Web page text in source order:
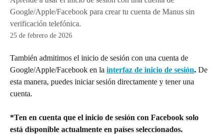
Google/Apple/Facebook para crear tu cuenta de Manus sin
verificación telefónica.
25 de febrero de 2026
También admitimos el inicio de sesión con una cuenta de
Google/Apple/Facebook en la interfaz de inicio de sesión. De
esta manera, puedes iniciar sesión directamente y tener una
cuenta.
*Ten en cuenta que el inicio de sesión con Facebook solo
está disponible actualmente en países seleccionados.